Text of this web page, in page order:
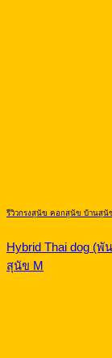
รีวิวกรงสุนัข คอกสุนัข บ้านสุนั
Hybrid Thai dog (
สุนัข M